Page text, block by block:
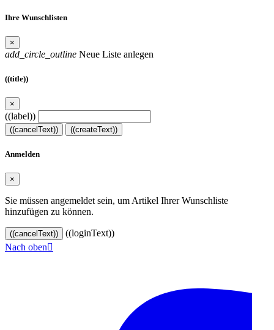
Ihre Wunschlisten
×
add_circle_outline Neue Liste anlegen
((title))
×
((label))
((cancelText)) ((createText))
Anmelden
×
Sie müssen angemeldet sein, um Artikel Ihrer Wunschliste
hinzufügen zu können.
((cancelText))
((loginText))
Nach oben